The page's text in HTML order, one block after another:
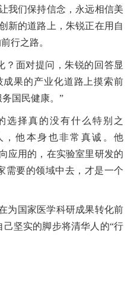
我们保持信念，永远相信美
新的道路上，朱锐正在用自
行之路。
？面对提问，朱锐的回答显
果的产业化道路上摸索前
国民健康。”
选择真的没有什么特别之
他本身也非常真诚。他
应用的，在实验室里研发的
需要的领域中去，才是一个
为国家医学科研成果转化前
坚实的脚步将清华人的“行